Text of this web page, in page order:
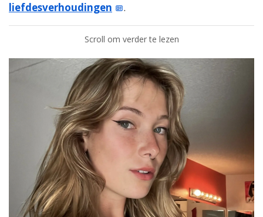
liefdesverhoudingen
.
Scroll om verder te lezen